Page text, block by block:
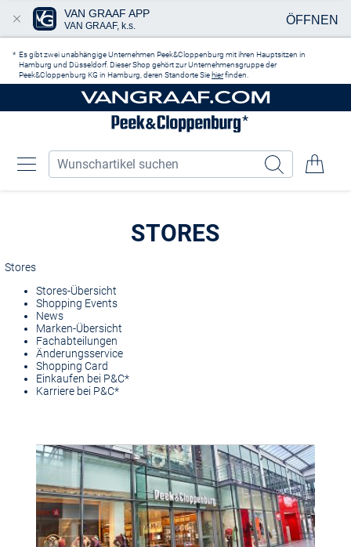
Es gibt zwei unabhängige Unternehmen Peek&Cloppenburg mit ihren Hauptsitzen in
Hamburg und Düsseldorf. Dieser Shop gehört zur Unternehmensgruppe der
Peek&Cloppenburg KG in Hamburg, deren Standorte Sie hierfinden.
STORES
Stores
Stores-Übersicht
Shopping Events
News
Marken-Übersicht
Fachabteilungen
Änderungsservice
Shopping Card
Einkaufen bei P&C*
Karriere bei P&C*
VAN GRAAF APP
VAN GRAAF, k.s. ÖFFNEN